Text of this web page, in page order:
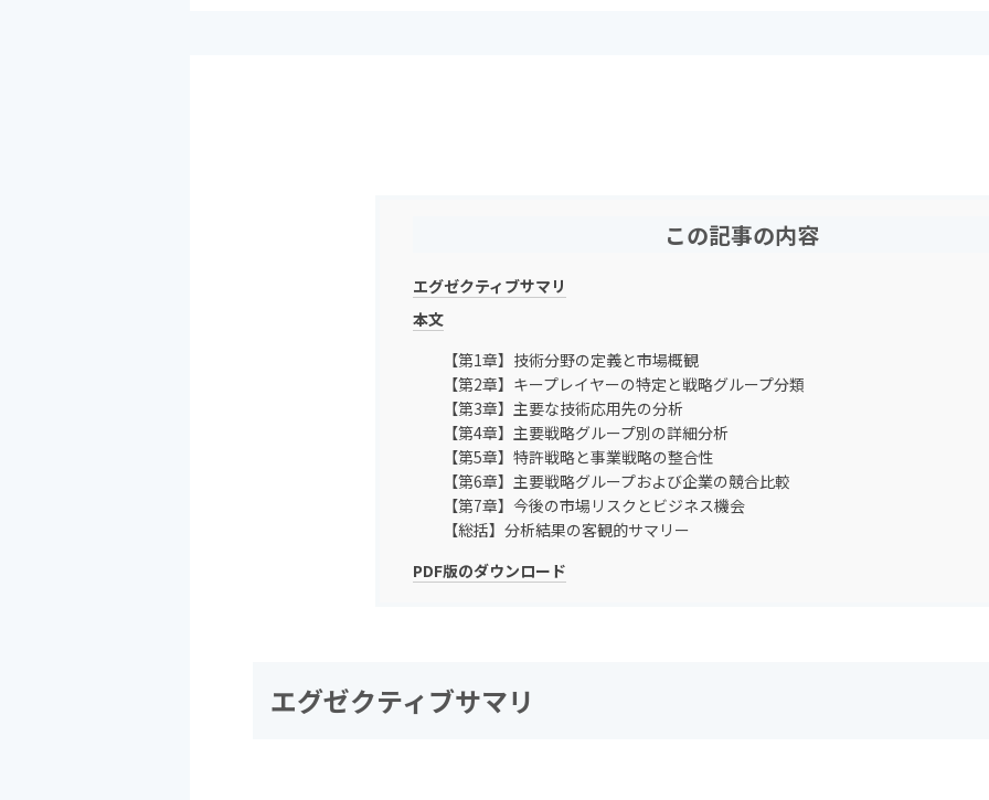
この記事の内容
エグゼクティブサマリ
本文
【第1章】技術分野の定義と市場概観
【第2章】キープレイヤーの特定と戦略グループ分類
【第3章】主要な技術応用先の分析
【第4章】主要戦略グループ別の詳細分析
【第5章】特許戦略と事業戦略の整合性
【第6章】主要戦略グループおよび企業の競合比較
【第7章】今後の市場リスクとビジネス機会
【総括】分析結果の客観的サマリー
PDF版のダウンロード
エグゼクティブサマリ